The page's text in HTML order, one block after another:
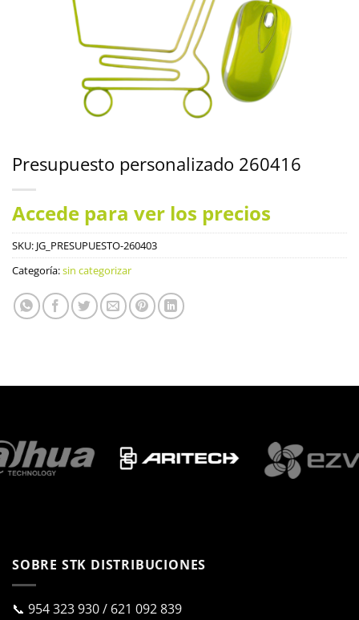
Presupuesto personalizado 260416
Accede para ver los precios
SKU: JG_PRESUPUESTO-260403
Categoría:sin categorizar
SOBRE STK DISTRIBUCIONES
📞 954 323 930/ 621 092 839